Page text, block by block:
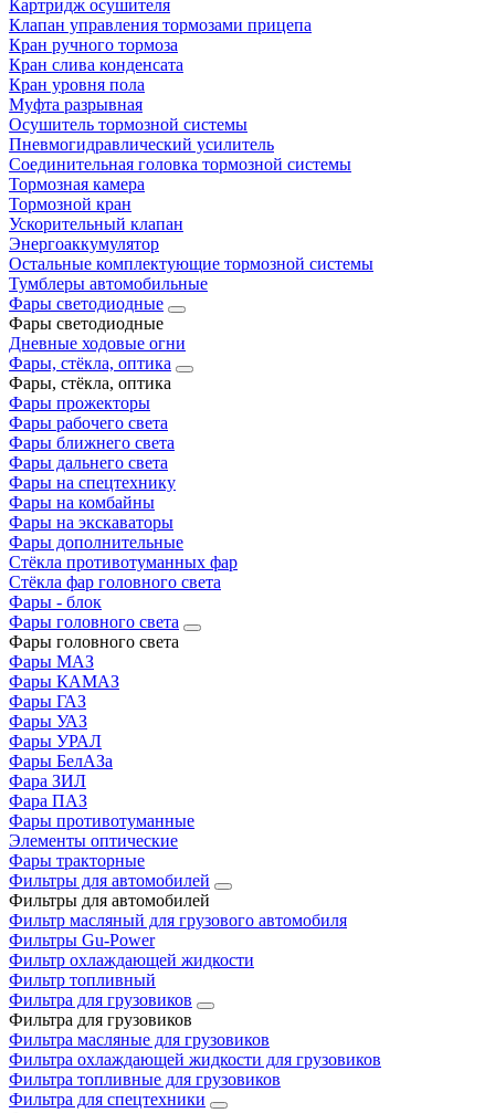
Картридж осушителя
Клапан управления тормозами прицепа
Кран ручного тормоза
Кран слива конденсата
Кран уровня пола
Муфта разрывная
Осушитель тормозной системы
Пневмогидравлический усилитель
Соединительная головка тормозной системы
Тормозная камера
Тормозной кран
Ускорительный клапан
Энергоаккумулятор
Остальные комплектующие тормозной системы
Тумблеры автомобильные
Фары светодиодные
Фары светодиодные
Дневные ходовые огни
Фары, стёкла, оптика
Фары, стёкла, оптика
Фары прожекторы
Фары рабочего света
Фары ближнего света
Фары дальнего света
Фары на спецтехнику
Фары на комбайны
Фары на экскаваторы
Фары дополнительные
Стёкла противотуманных фар
Стёкла фар головного света
Фары - блок
Фары головного света
Фары головного света
Фары МАЗ
Фары КАМАЗ
Фары ГАЗ
Фары УАЗ
Фары УРАЛ
Фары БелАЗа
Фара ЗИЛ
Фара ПАЗ
Фары противотуманные
Элементы оптические
Фары тракторные
Фильтры для автомобилей
Фильтры для автомобилей
Фильтр масляный для грузового автомобиля
Фильтры Gu-Power
Фильтр охлаждающей жидкости
Фильтр топливный
Фильтра для грузовиков
Фильтра для грузовиков
Фильтра масляные для грузовиков
Фильтра охлаждающей жидкости для грузовиков
Фильтра топливные для грузовиков
Фильтра для спецтехники